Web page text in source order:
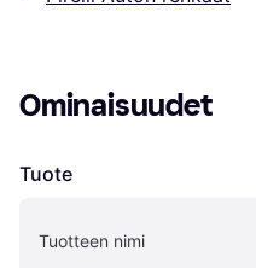
Ominaisuudet
Tuote
Tuotteen nimi